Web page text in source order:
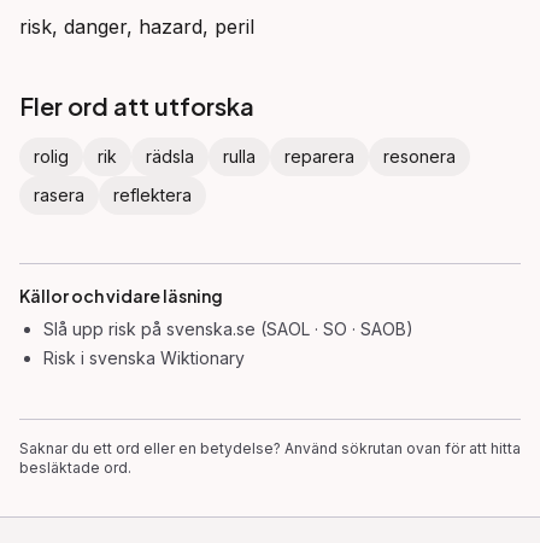
risk, danger, hazard, peril
Fler ord att utforska
rolig rik rädsla rulla reparera
resonera
rasera
reflektera
Källor och vidare läsning
Slå upp risk på svenska.se (SAOL · SO · SAOB)
Risk i svenska Wiktionary
Saknar du ett ord eller en betydelse? Använd sökrutan ovan för att hitta
besläktade ord.